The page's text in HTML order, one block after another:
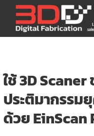
content
3DD DIGITAL
เครื่องพิมพ์3มิติ ส
เลเซอร์
ใช้ 3D
ประติมากรรม
ด้วย EinScan